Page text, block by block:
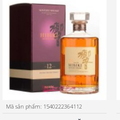
Mã sản phẩm: 1540222364112